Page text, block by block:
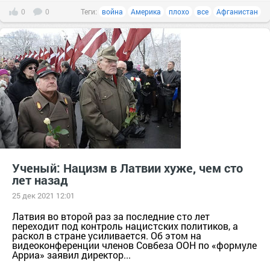
0 0 Теги: война Америка плохо все Афганистан
Ученый: Нацизм в Латвии хуже, чем сто
лет назад
25 дек 2021 12:01
Латвия во второй раз за последние сто лет
переходит под контроль нацистских политиков, а
раскол в стране усиливается. Об этом на
видеоконференции членов Совбеза ООН по «формуле
Арриа» заявил директор...